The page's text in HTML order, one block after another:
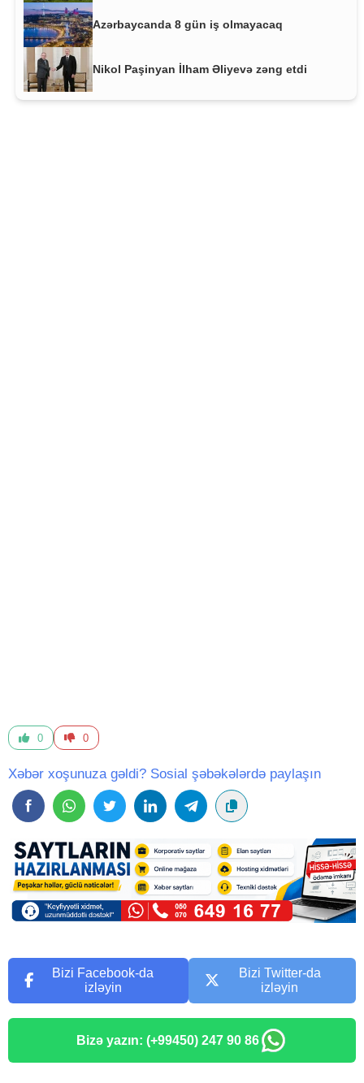
Azərbaycanda 8 gün iş olmayacaq
Nikol Paşinyan İlham Əliyevə zəng etdi
0 0
Xəbər xoşunuza gəldi? Sosial şəbəkələrdə paylaşın
Bizi Facebook-da
izləyin
Bizi Twitter-da
izləyin
Bizə yazın: (+99450) 247 90 86